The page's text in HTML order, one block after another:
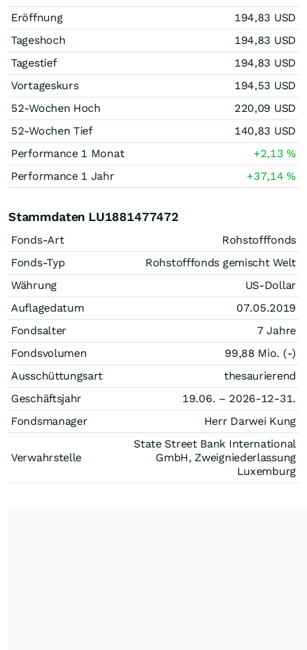
Eröffnung
194,83 USD
Tageshoch
194,83 USD
Tagestief
194,83 USD
Vortageskurs
194,53 USD
52-Wochen Hoch
220,09 USD
52-Wochen Tief
140,83 USD
Performance 1 Monat
+2,13%
Performance 1 Jahr
+37,14%
Stammdaten LU1881477472
Fonds-Art
Rohstofffonds
Fonds-Typ
Rohstofffonds gemischt Welt
Währung
US-Dollar
Auflagedatum
07.05.2019
Fondsalter
7 Jahre
Fondsvolumen
99,88 Mio. (-)
Ausschüttungsart
thesaurierend
Geschäftsjahr
19.06. – 2026-12-31.
Fondsmanager
Herr Darwei Kung
Verwahrstelle
State Street Bank International
GmbH, Zweigniederlassung
Luxemburg